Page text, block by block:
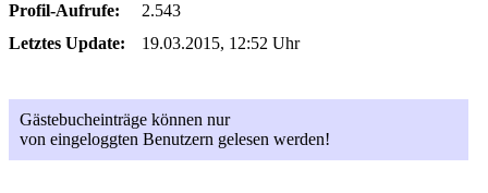
Profil-Aufrufe:
2.543
Letztes Update:
19.03.2015, 12:52 Uhr
Gästebucheinträge können nur
von eingeloggten Benutzern gelesen werden!